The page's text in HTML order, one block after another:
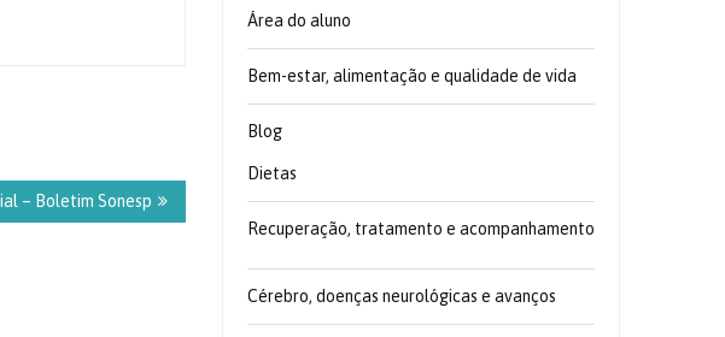
– Boletim Sonesp
Área do aluno
Bem-estar, alimentação e qualidade de vida
Blog
Dietas
Recuperação, tratamento e acompanhamento
Cérebro, doenças neurológicas e avanços